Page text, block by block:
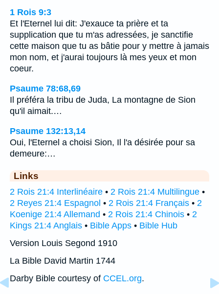
1 Rois 9:3
Et l'Eternel lui dit: J'exauce ta prière et ta
supplication que tu m'as adressées, je sanctifie
cette maison que tu as bâtie pour y mettre à jamais
mon nom, et j'aurai toujours là mes yeux et mon
coeur.
Psaume 78:68,69
Il préféra la tribu de Juda, La montagne de Sion
qu'il aimait.…
Psaume 132:13,14
Oui, l'Eternel a choisi Sion, Il l'a désirée pour sa
demeure:…
Links
2 Rois 21:4 Interlinéaire • 2 Rois 21:4 Multilingue •
2 Reyes 21:4 Espagnol • 2 Rois 21:4 Français • 2
Koenige 21:4 Allemand • 2 Rois 21:4 Chinois • 2
Kings 21:4 Anglais • Bible Apps • Bible Hub
Version Louis Segond 1910
La Bible David Martin 1744
Darby Bible courtesy of CCEL.org.